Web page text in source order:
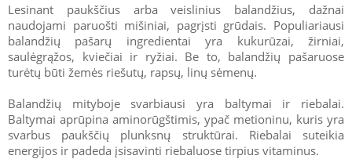
Lesinant paukščius arba veislinius balandžius, dažnai
naudojami paruošti mišiniai, pagrįsti grūdais. Populiariausi
balandžių pašarų ingredientai yra kukurūzai, žirniai,
saulėgrąžos, kviečiai ir ryžiai. Be to, balandžių pašaruose
turėtų būti žemės riešutų, rapsų, linų sėmenų.
Balandžių mityboje svarbiausi yra baltymai ir riebalai.
Baltymai aprūpina aminorūgštimis, ypač metioninu, kuris yra
svarbus paukščių plunksnų struktūrai. Riebalai suteikia
energijos ir padeda įsisavinti riebaluose tirpius vitaminus.